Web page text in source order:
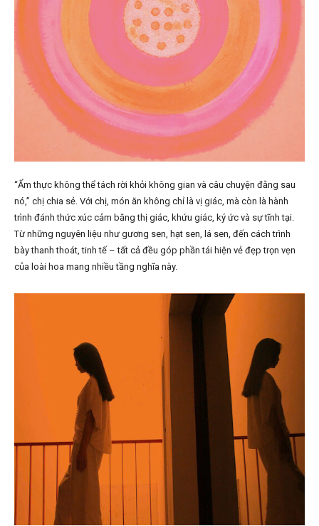
“Ẩm thực không thể tách rời khỏi không gian và câu chuyện đằng sau
nó,” chị chia sẻ. Với chị, món ăn không chỉ là vị giác, mà còn là hành
trình đánh thức xúc cảm bằng thị giác, khứu giác, ký ức và sự tĩnh tại.
Từ những nguyên liệu như gương sen, hạt sen, lá sen, đến cách trình
bày thanh thoát, tinh tế – tất cả đều góp phần tái hiện vẻ đẹp trọn vẹn
của loài hoa mang nhiều tầng nghĩa này.